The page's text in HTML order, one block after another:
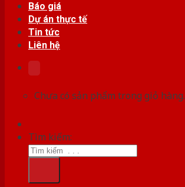
Báo giá
Dự án thực tế
Tin tức
Liên hệ
Chưa có sản phẩm trong giỏ hàng.
Tìm kiếm: